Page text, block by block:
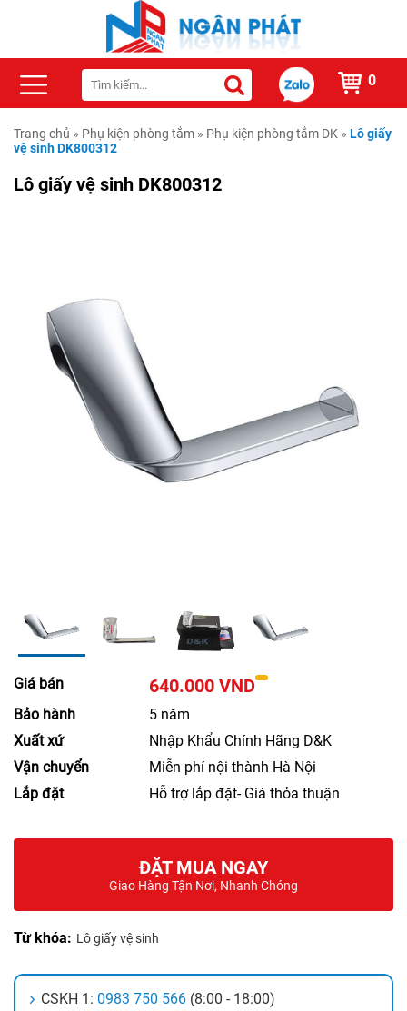
0
Trang chủ » Phụ kiện phòng tắm » Phụ kiện phòng tắm DK » Lô giấy
vệ sinh DK800312
Lô giấy vệ sinh DK800312
Giá bán 640.000 VND
Bảo hành
5 năm
Xuất xứ
Nhập Khẩu Chính Hãng D&K
Vận chuyển
Miễn phí nội thành Hà Nội
Lắp đặt
Hỗ trợ lắp đặt- Giá thỏa thuận
ĐẶT MUA NGAY
Giao Hàng Tận Nơi, Nhanh Chóng
Từ khóa: Lô giấy vệ sinh
CSKH 1: 0983 750 566 (8:00 - 18:00)